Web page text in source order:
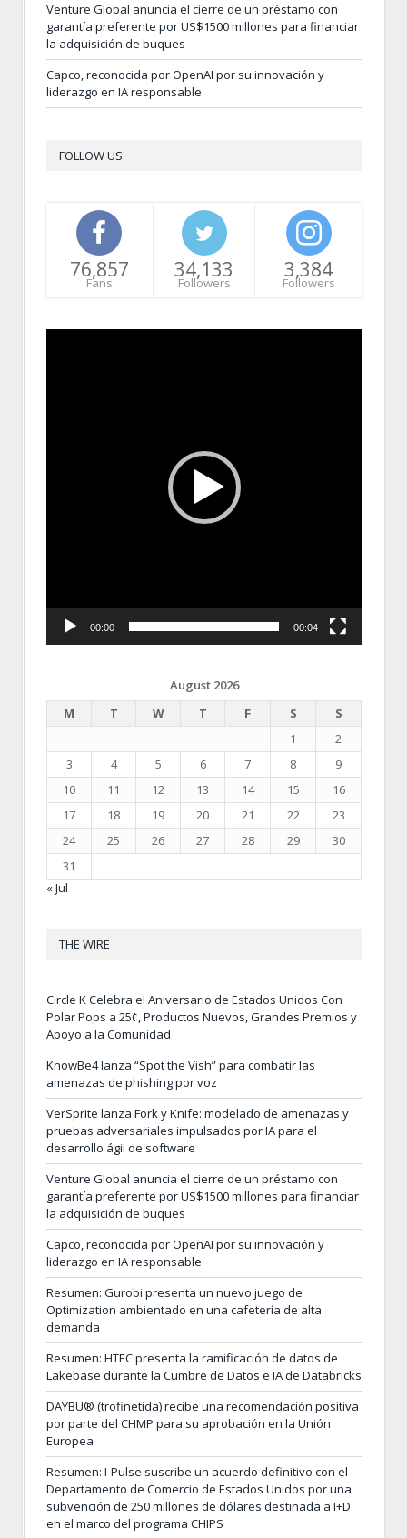
Venture Global anuncia el cierre de un préstamo con
garantía preferente por US$1500 millones para financiar
la adquisición de buques
Capco, reconocida por OpenAI por su innovación y
liderazgo en IA responsable
FOLLOW US
76,857
Fans
34,133
Followers
3,384
Followers
00:00 00:04
August 2026
M
T W T F S
S
1
2
3
4 5 6 7 8
9
10
11 12 13 14 15
16
17
18 19 20 21 22
23
24
25 26 27 28 29
30
31
« Jul
THE WIRE
Circle K Celebra el Aniversario de Estados Unidos Con
Polar Pops a 25¢, Productos Nuevos, Grandes Premios y
Apoyo a la Comunidad
KnowBe4 lanza “Spot the Vish” para combatir las
amenazas de phishing por voz
VerSprite lanza Fork y Knife: modelado de amenazas y
pruebas adversariales impulsados por IA para el
desarrollo ágil de software
Venture Global anuncia el cierre de un préstamo con
garantía preferente por US$1500 millones para financiar
la adquisición de buques
Capco, reconocida por OpenAI por su innovación y
liderazgo en IA responsable
Resumen: Gurobi presenta un nuevo juego de
Optimization ambientado en una cafetería de alta
demanda
Resumen: HTEC presenta la ramificación de datos de
Lakebase durante la Cumbre de Datos e IA de Databricks
DAYBU® (trofinetida) recibe una recomendación positiva
por parte del CHMP para su aprobación en la Unión
Europea
Resumen: I-Pulse suscribe un acuerdo definitivo con el
Departamento de Comercio de Estados Unidos por una
subvención de 250 millones de dólares destinada a I+D
en el marco del programa CHIPS